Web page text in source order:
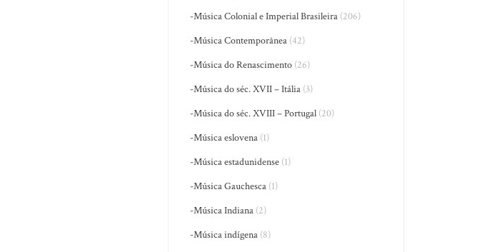
-Música Colonial e Imperial Brasileira (206)
-Música Contemporânea (42)
-Música do Renascimento (26)
-Música do séc. XVII – Itália (3)
-Música do séc. XVIII – Portugal (20)
-Música eslovena (1)
-Música estadunidense (1)
-Música Gauchesca (1)
-Música Indiana (2)
-Música indígena (8)